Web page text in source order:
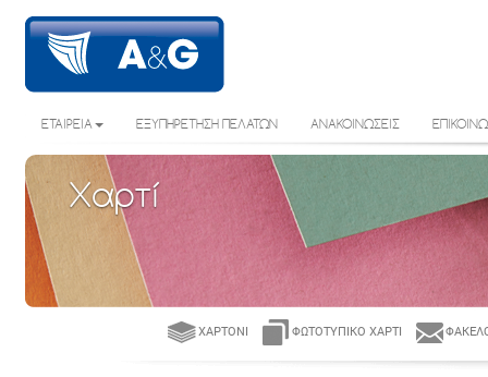
ΕΤΑΙΡΕΙΑ ΕΞΥΠΗΡΕΤΗΣΗ ΠΕΛΑΤΩΝ ΑΝΑΚΟΙΝΩΣΕΙΣ
Χαρτί
ΧΑΡΤΌΝΙ ΦΩΤΟΤΥΠΙΚΌ ΧΑΡΤΊ